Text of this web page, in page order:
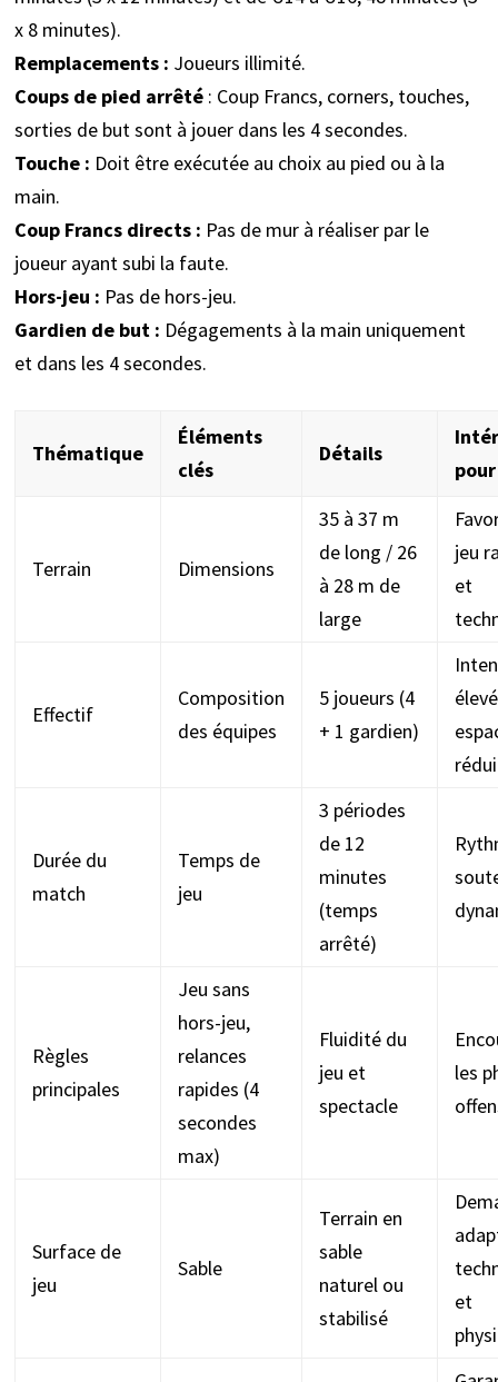
x 8 minutes).
Remplacements : Joueurs illimité.
Coups de pied arrêté: Coup Francs, corners, touches,
sorties de but sont à jouer dans les 4 secondes.
Touche : Doit être exécutée au choix au pied ou à la
main.
Coup Francs directs : Pas de mur à réaliser par le
joueur ayant subi la faute.
Hors-jeu : Pas de hors-jeu.
Gardien de but : Dégagements à la main uniquement
et dans les 4 secondes.
Thématique
Éléments
clés
Détails
Terrain Dimensions
35 à 37 m
de long / 26
à 28 m de
large
jeu
et
Effectif
Composition
des équipes
5 joueurs (4
+ 1 gardien)
Durée du
match
Temps de
jeu
3 périodes
de 12
minutes
(temps
arrêté)
Règles
principales
Jeu sans
hors-jeu,
relances
rapides (4
secondes
max)
Fluidité du
jeu et
spectacle
les
Surface de
jeu
Sable
Terrain en
sable
naturel ou
stabilisé
et